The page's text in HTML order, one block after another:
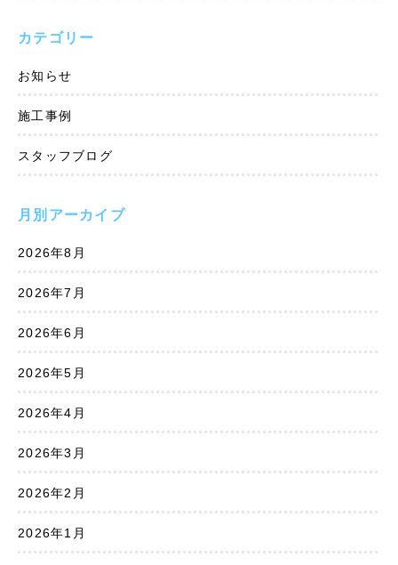
カテゴリー
お知らせ
施工事例
スタッフブログ
月別アーカイブ
2026年8月
2026年7月
2026年6月
2026年5月
2026年4月
2026年3月
2026年2月
2026年1月